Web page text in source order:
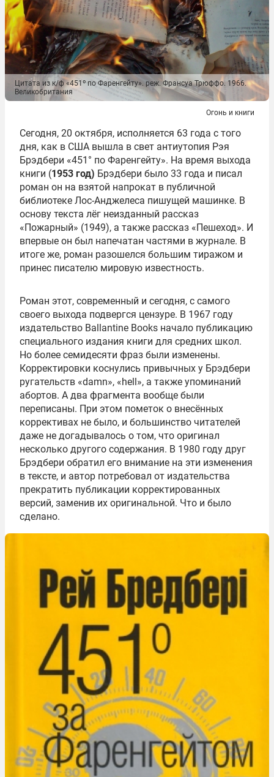
Цитата из к/ф «451º по Фаренгейту». реж. Франсуа Трюффо. 1966.
Великобритания
Огонь и книги
Сегодня, 20 октября, исполняется 63 года с того
дня, как в США вышла в свет антиутопия Рэя
Брэдбери «451° по Фаренгейту». На время выхода
книги (1953 год) Брэдбери было 33 года и писал
роман он на взятой напрокат в публичной
библиотеке Лос-Анджелеса пишущей машинке. В
основу текста лёг неизданный рассказ
«Пожарный» (1949), а также рассказ «Пешеход». И
впервые он был напечатан частями в журнале. В
итоге же, роман разошелся большим тиражом и
принес писателю мировую известность.
Роман этот, современный и сегодня, с самого
своего выхода подвергся цензуре. В 1967 году
издательство Ballantine Books начало публикацию
специального издания книги для средних школ.
Но более семидесяти фраз были изменены.
Корректировки коснулись привычных у Брэдбери
ругательств «damn», «hell», а также упоминаний
абортов. А два фрагмента вообще были
переписаны. При этом пометок о внесённых
коррективах не было, и большинство читателей
даже не догадывалось о том, что оригинал
несколько другого содержания. В 1980 году друг
Брэдбери обратил его внимание на эти изменения
в тексте, и автор потребовал от издательства
прекратить публикации корректированных
версий, заменив их оригинальной. Что и было
сделано.